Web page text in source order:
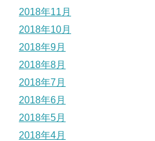
2018年11月
2018年10月
2018年9月
2018年8月
2018年7月
2018年6月
2018年5月
2018年4月